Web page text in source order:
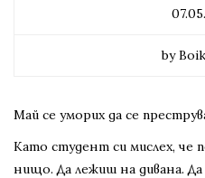
by
Май се уморих да се
Като студент си мислех, че
нищо. Да лежиш на дивана.